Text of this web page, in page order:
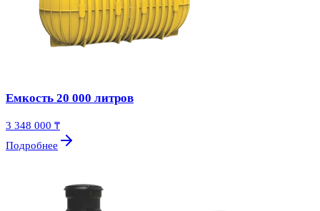
Емкость 20 000 литров
3 348 000 ₸
Подробнее